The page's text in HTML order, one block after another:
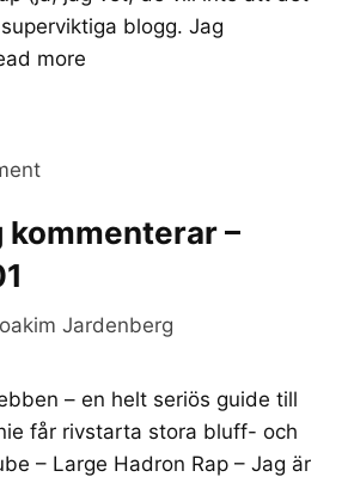
blogg. Jag
more
–
Jardenberg
– en helt seriös guide till
får rivstarta stora bluff- och
– Large Hadron Rap – Jag är